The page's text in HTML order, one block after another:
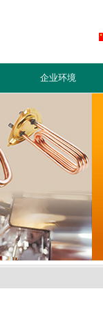
企业环境